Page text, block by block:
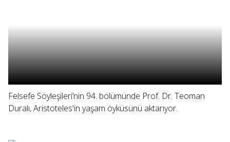
Felsefe Söyleşileri’nin 94. bölümünde Prof. Dr. Teoman
Duralı, Aristoteles'in yaşam öyküsünü aktarıyor.